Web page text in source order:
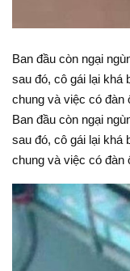
Ban đầu còn ngại
sau đó, cô gái lại khá
chung và việc có đàn
Ban đầu còn ngại
sau đó, cô gái lại khá
chung và việc có đàn